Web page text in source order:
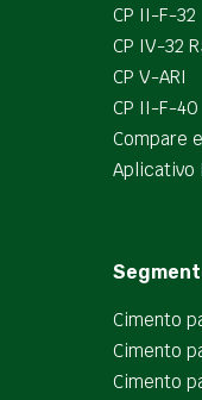
CP II-F-32
CP IV-32
CP V-ARI
CP II-F-40
Compare
Aplicativo
Cimento
Cimento
Cimento